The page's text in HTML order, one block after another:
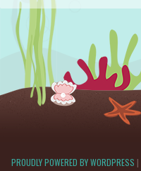
PROUDLY POWERED BY WORDPRESS |